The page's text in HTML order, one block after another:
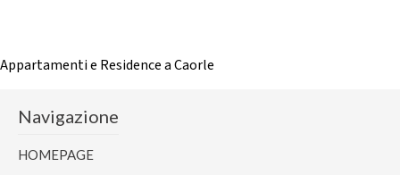
Appartamenti e Residence a Caorle
Navigazione
HOMEPAGE